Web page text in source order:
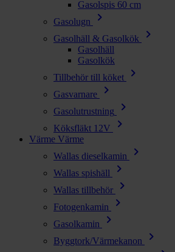
Gasolspis 60 cm
Gasolugn
chevron_right
Gasolhäll & Gasolkök chevron_right
Gasolhäll
Gasolkök
Tillbehör till köket
chevron_right
Gasvarnare chevron_right
Gasolutrustning chevron_right
Köksfläkt 12V chevron_right
Värme Värme
Wallas dieselkamin
chevron_right
Wallas spishäll chevron_right
Wallas tillbehör chevron_right
Fotogenkamin chevron_right
Gasolkamin chevron_right
Byggtork/Värmekanon chevron_right